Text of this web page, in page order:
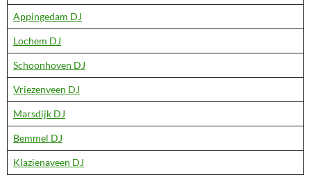
Appingedam DJ
Lochem DJ
Schoonhoven DJ
Vriezenveen DJ
Marsdijk DJ
Bemmel DJ
Klazienaveen DJ